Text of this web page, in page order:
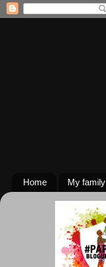
Home My family